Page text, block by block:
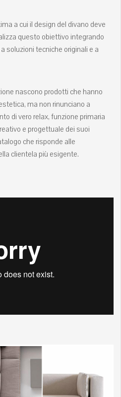
a cui il design del divano deve
questo obiettivo integrando
soluzioni tecniche originali e a
nascono prodotti che hanno
ma non rinunciano a
di vero relax, funzione primaria
e progettuale dei suoi
che risponde alle
clientela più esigente.